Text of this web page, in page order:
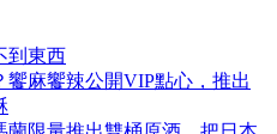
到東西
麻饗辣公開VIP點心，推出